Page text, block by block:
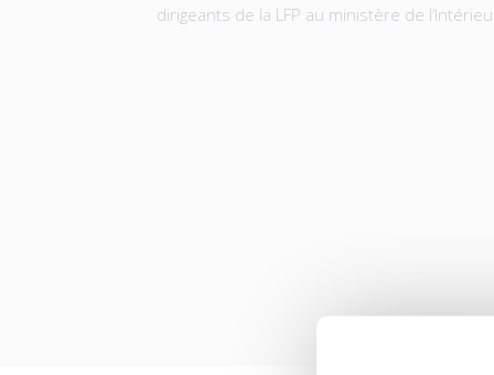
dirigeants de la LFP au ministère de